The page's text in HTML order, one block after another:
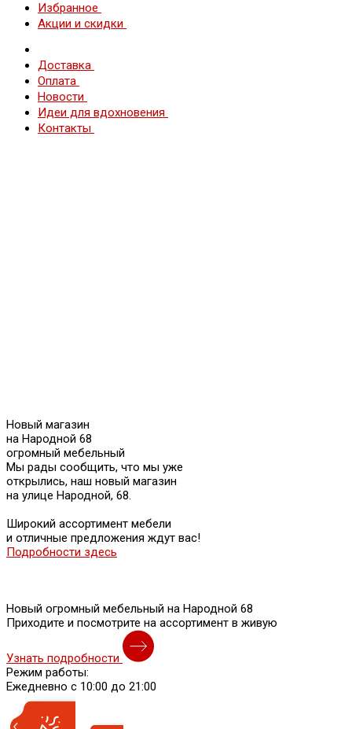
Избранное
Акции и скидки
Доставка
Оплата
Новости
Идеи для вдохновения
Контакты
Новый магазин
на Народной 68
огромный мебельный
Мы рады сообщить, что мы уже
открылись, наш новый магазин
на улице Народной, 68.
Широкий ассортимент мебели
и отличные предложения ждут вас!
Подробности здесь
Новый огромный мебельный на Народной 68
Приходите и посмотрите на ассортимент в живую
Узнать подробности
Режим работы:
Ежедневно с 10:00 до 21:00